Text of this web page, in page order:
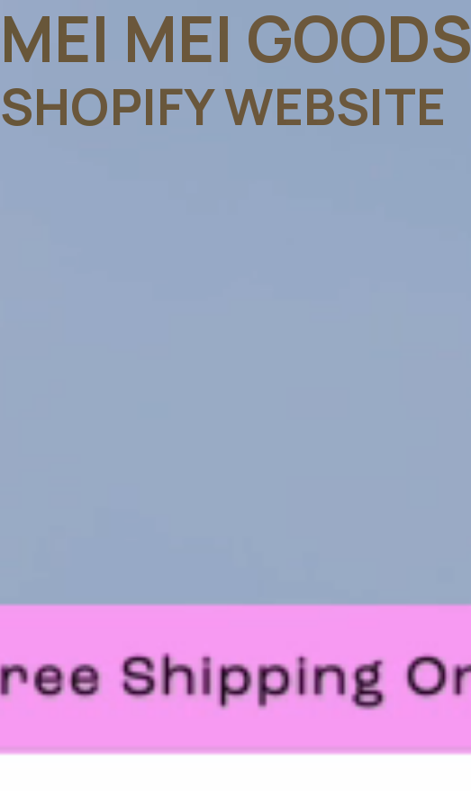
MEI MEI GOODS
SHOPIFY WEBSITE